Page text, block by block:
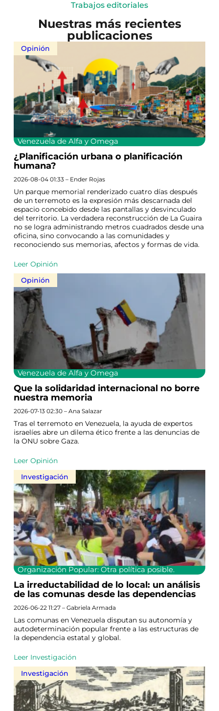
Trabajos editoriales
Nuestras más recientes
publicaciones
Opinión
Venezuela de Alfa y Omega
¿Planificación urbana o planificación
humana?
2026-08-04 01:33 – Ender Rojas
Un parque memorial renderizado cuatro días después
de un terremoto es la expresión más descarnada del
espacio concebido desde las pantallas y desvinculado
del territorio. La verdadera reconstrucción de La Guaira
no se logra administrando metros cuadrados desde una
oficina, sino convocando a las comunidades y
reconociendo sus memorias, afectos y formas de vida.
Leer Opinión
Opinión
Venezuela de Alfa y Omega
Que la solidaridad internacional no borre
nuestra memoria
2026-07-13 02:30 – Ana Salazar
Tras el terremoto en Venezuela, la ayuda de expertos
israelíes abre un dilema ético frente a las denuncias de
la ONU sobre Gaza.
Leer Opinión
Investigación
Organización Popular: Otra política posible.
La irreductabilidad de lo local: un análisis
de las comunas desde las dependencias
2026-06-22 11:27 – Gabriela Armada
Las comunas en Venezuela disputan su autonomía y
autodeterminación popular frente a las estructuras de
la dependencia estatal y global.
Leer Investigación
Investigación